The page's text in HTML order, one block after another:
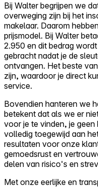
Bij Walter begrijpen we
overweging zijn bij het
makelaar. Daarom
prijsmodel. Bij Walter
2.950 en dit bedrag
gebracht nadat je de
ontvangen. Het beste
zijn, waardoor je direct
service.
Bovendien hanteren we
betekent dat als we er
voor je te vinden, je
volledig toegewijd aan
resultaten voor onze
gemoedsrust en
delen van risico's en
Met onze eerlijke en